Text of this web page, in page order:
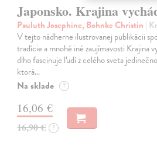
Japonsko. Krajina
Pauluth Josephine, Bohnke Christin |
V tejto nádherne ilustrovanej publikácii
tradície a mnohé iné zaujímavosti Krajina
dlho fascinuje ľudí z celého sveta
ktorá…
Na sklade ?
16,06 €
16,90 € ?